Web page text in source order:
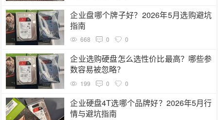
企业盘哪个牌子好？2026年5月选购避坑
指南
668 0 0
企业选购硬盘怎么选性价比最高？哪些参
数容易被忽略？
199 0 0
企业硬盘4T选哪个品牌好？2026年5月行
情与避坑指南